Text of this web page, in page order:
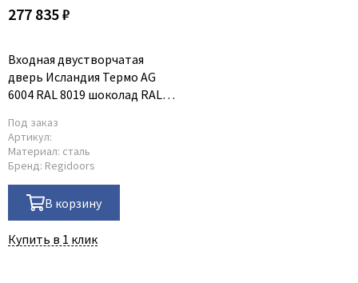
277 835 ₽
Входная двустворчатая
дверь Исландия Термо AG
6004 RAL 8019 шоколад RAL
Под заказ
Артикул:
Материал: сталь
Бренд: Regidoors
В корзину
Купить в 1 клик